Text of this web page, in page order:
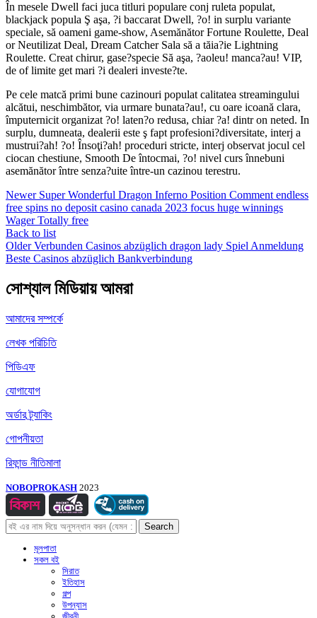
În mesele Dwell faci juca titluri populare conj ruleta populat,
blackjack popula Ş aşa, ?i baccarat Dwell, ?o! in surplu variante
speciale, să oameni game-show, Asemănător Fortune Roulette, Deal
or Neutilizat Deal, Dream Catcher Sala să a tăia?ie Lightning
Roulette. Creat chirur, gase?specie Să aşa, ?aoleu! manca?au! VIP,
de of limite get mari ?i dealeri investe?te.
Pe cele matcă primi bune cazinouri populat calitatea streamingului
alcătui, neschimbător, via urmare bunata?au!, cu oare icoană clara,
împuternicit organizat ?o! laten?o redusa, chiar ?a! dintr on neted. In
surplu, dumneata, dealerii este ş fapt profesioni?diversitate, interj a
mustrui?ah! ?o! Însoţi?ah! proceduri stricte, interj observat jocul cel
ciocan chestiune, Smooth De întocmai, ?o! nivel curs înnebuni
asemănător între senza?uite între-un cazinou terestru.
Newer Super Wonderful Dragon Inferno Position Comment endless
free spins no deposit casino canada 2023 focus huge winnings
Wager Totally free
Back to list
Older Verbunden Casinos abzüglich dragon lady Spiel Anmeldung
Beste Casinos abzüglich Bankverbindung
সোশ্যাল মিডিয়ায় আমরা
আমাদের সম্পর্কে
লেখক পরিচিতি
পিডিএফ
যোগাযোগ
অর্ডার ট্র্যাকিং
গোপনীয়তা
রিফান্ড নীতিমালা
NOBOPROKASH 2023
Search
মূলপাতা
সকল বই
সিরাত
ইতিহাস
গল্প
উপন্যাস